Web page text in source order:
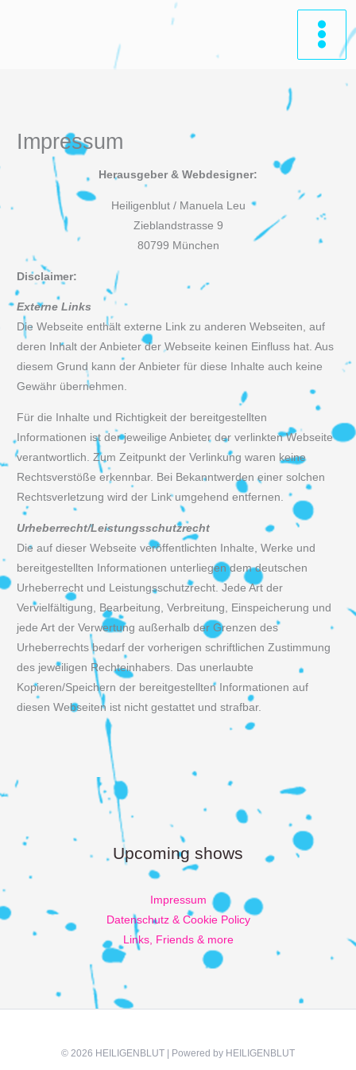
Impressum
Herausgeber & Webdesigner:
Heiligenblut / Manuela Leu
Zieblandstrasse 9
80799 München
Disclaimer:
Externe Links
Die Webseite enthält externe Link zu anderen Webseiten, auf
deren Inhalt der Anbieter der Webseite keinen Einfluss hat. Aus
diesem Grund kann der Anbieter für diese Inhalte auch keine
Gewähr übernehmen.
Für die Inhalte und Richtigkeit der bereitgestellten
Informationen ist der jeweilige Anbieter der verlinkten Webseite
verantwortlich. Zum Zeitpunkt der Verlinkung waren keine
Rechtsverstöße erkennbar. Bei Bekanntwerden einer solchen
Rechtsverletzung wird der Link umgehend entfernen.
Urheberrecht/Leistungsschutzrecht
Die auf dieser Webseite veröffentlichten Inhalte, Werke und
bereitgestellten Informationen unterliegen dem deutschen
Urheberrecht und Leistungsschutzrecht. Jede Art der
Vervielfältigung, Bearbeitung, Verbreitung, Einspeicherung und
jede Art der Verwertung außerhalb der Grenzen des
Urheberrechts bedarf der vorherigen schriftlichen Zustimmung
des jeweiligen Rechteinhabers. Das unerlaubte
Kopieren/Speichern der bereitgestellten Informationen auf
diesen Webseiten ist nicht gestattet und strafbar.
Upcoming shows
Impressum
Datenschutz & Cookie Policy
Links, Friends & more
© 2026 HEILIGENBLUT | Powered by HEILIGENBLUT